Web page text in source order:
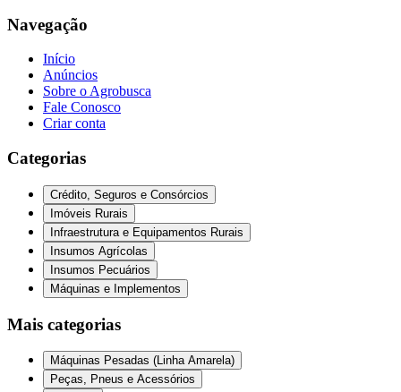
Navegação
Início
Anúncios
Sobre o Agrobusca
Fale Conosco
Criar conta
Categorias
Crédito, Seguros e Consórcios
Imóveis Rurais
Infraestrutura e Equipamentos Rurais
Insumos Agrícolas
Insumos Pecuários
Máquinas e Implementos
Mais categorias
Máquinas Pesadas (Linha Amarela)
Peças, Pneus e Acessórios